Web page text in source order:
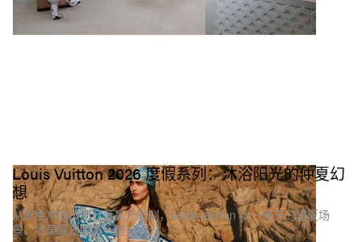
Louis Vuitton 2026 度假系列：沐浴阳光的仲夏幻
想
从率性冲浪风到日落高光时刻，Louis Vuitton 以一整天的盛夏场
景，收录夏日的每一道光。